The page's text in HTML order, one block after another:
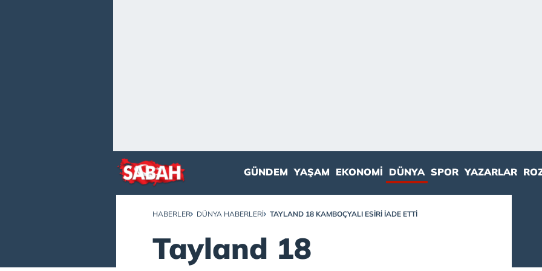
GÜNDEM YAŞAM EKONOMI DÜNYA SPOR YAZARLAR
HABERLER DÜNYA HABERLERI TAYLAND 18 KAMBOÇYALI ESIRI IADE ETTI
Tayland 18